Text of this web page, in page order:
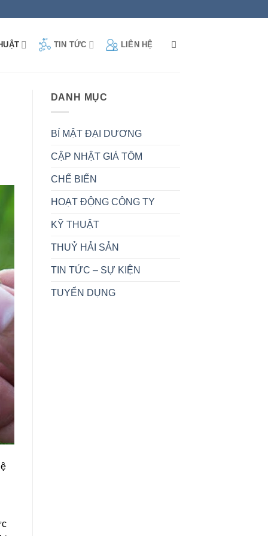
TIN TỨC LIÊN HỆ
DANH MỤC
BÍ MẬT ĐẠI DƯƠNG
CẬP NHẬT GIÁ TÔM
CHẾ BIẾN
HOẠT ĐỘNG CÔNG TY
KỸ THUẬT
THUỶ HẢI SẢN
TIN TỨC – SỰ KIỆN
TUYỂN DỤNG